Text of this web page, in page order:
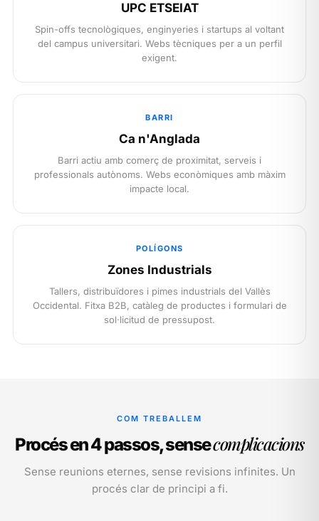
UPC ETSEIAT
Spin-offs tecnològiques, enginyeries i startups al voltant
del campus universitari. Webs tècniques per a un perfil
exigent.
BARRI
Ca n'Anglada
Barri actiu amb comerç de proximitat, serveis i
professionals autònoms. Webs econòmiques amb màxim
impacte local.
POLÍGONS
Zones Industrials
Tallers, distribuïdores i pimes industrials del Vallès
Occidental. Fitxa B2B, catàleg de productes i formulari de
sol·licitud de pressupost.
COM TREBALLEM
Procés en 4 passos, sensecomplicacions
Sense reunions eternes, sense revisions infinites. Un
procés clar de principi a fi.